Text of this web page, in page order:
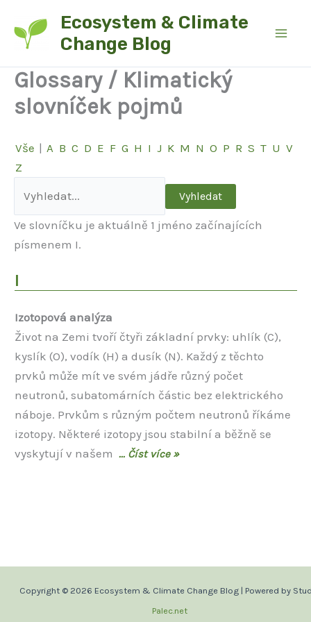
obsah
Ecosystem & Climate
Change Blog
Glossary / Klimatický
slovníček pojmů
Vše | A B C D E F G H I J K M N O P R S T U V
Z
Ve slovníčku je aktuálně 1 jméno začínajících
písmenem I.
I
Izotopová analýza
Život na Zemi tvoří čtyři základní prvky: uhlík (C),
kyslík (O), vodík (H) a dusík (N). Každý z těchto
prvků může mít ve svém jádře různý počet
neutronů, subatomárních částic bez elektrického
náboje. Prvkům s různým počtem neutronů říkáme
izotopy. Některé izotopy jsou stabilní a běžně se
vyskytují v našem
Copyright © 2026 Ecosystem & Climate Change Blog | Powered by
Palec.net